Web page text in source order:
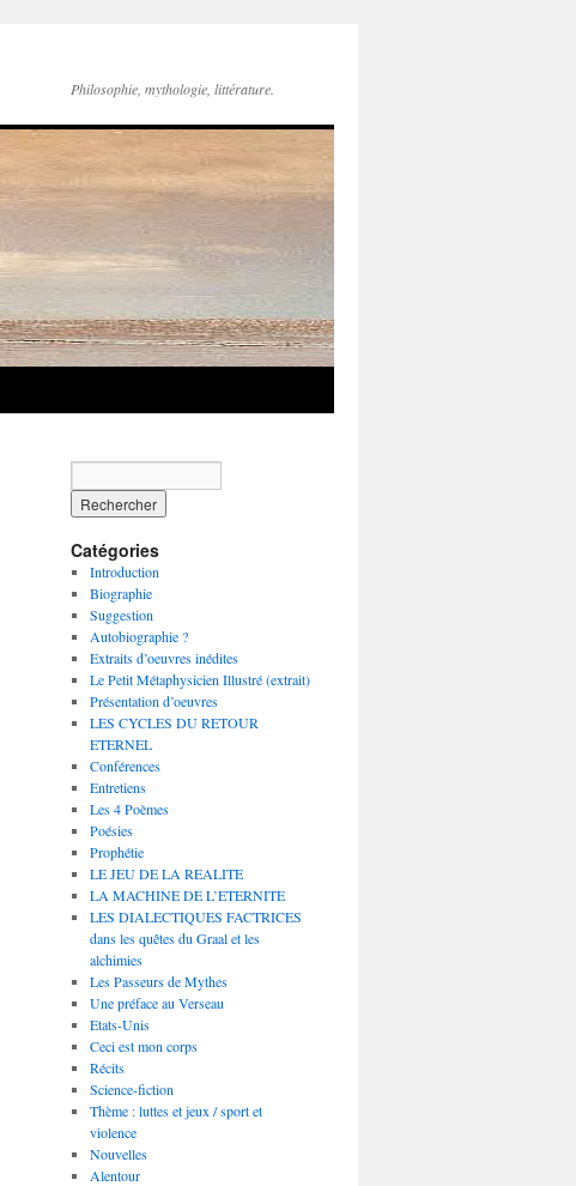
Philosophie, mythologie, littérature.
Catégories
Introduction
Biographie
Suggestion
Autobiographie ?
Extraits d’oeuvres inédites
Le Petit Métaphysicien Illustré (extrait)
Présentation d’oeuvres
LES CYCLES DU RETOUR
ETERNEL
Conférences
Entretiens
Les 4 Poèmes
Poésies
Prophétie
LE JEU DE LA REALITE
LA MACHINE DE L’ETERNITE
LES DIALECTIQUES FACTRICES
dans les quêtes du Graal et les
alchimies
Les Passeurs de Mythes
Une préface au Verseau
Etats-Unis
Ceci est mon corps
Récits
Science-fiction
Thème : luttes et jeux / sport et
violence
Nouvelles
Alentour